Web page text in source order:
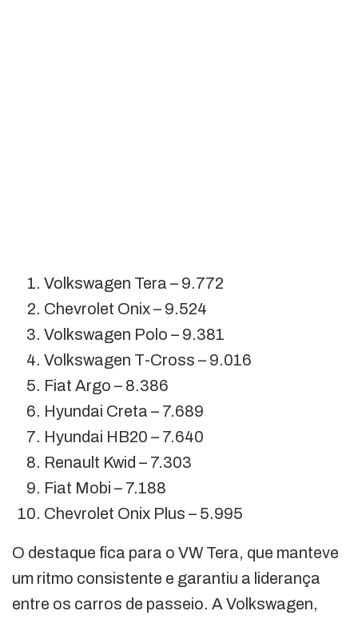
Volkswagen Tera – 9.772
Chevrolet Onix – 9.524
Volkswagen Polo – 9.381
Volkswagen T-Cross – 9.016
Fiat Argo – 8.386
Hyundai Creta – 7.689
Hyundai HB20 – 7.640
Renault Kwid – 7.303
Fiat Mobi – 7.188
Chevrolet Onix Plus – 5.995
O destaque fica para o VW Tera, que manteve
um ritmo consistente e garantiu a liderança
entre os carros de passeio. A Volkswagen,